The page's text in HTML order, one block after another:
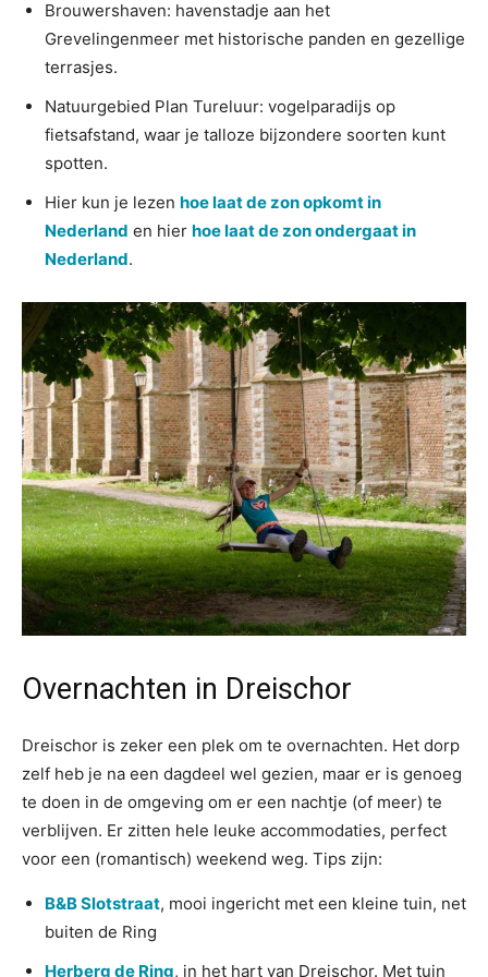
Brouwershaven: havenstadje aan het
Grevelingenmeer met historische panden en gezellige
terrasjes.
Natuurgebied Plan Tureluur: vogelparadijs op
fietsafstand, waar je talloze bijzondere soorten kunt
spotten.
Hier kun je lezen hoe laat de zon opkomt in
Nederland en hier hoe laat de zon ondergaat in
Nederland.
Overnachten in Dreischor
Dreischor is zeker een plek om te overnachten. Het dorp
zelf heb je na een dagdeel wel gezien, maar er is genoeg
te doen in de omgeving om er een nachtje (of meer) te
verblijven. Er zitten hele leuke accommodaties, perfect
voor een (romantisch) weekend weg. Tips zijn:
B&B Slotstraat, mooi ingericht met een kleine tuin, net
buiten de Ring
Herberg de Ring, in het hart van Dreischor. Met tuin